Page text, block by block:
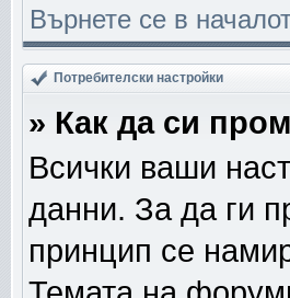
Върнете се в
Потребителски настройки
» Как да си
Всички ваши
данни. За да ги
принцип се